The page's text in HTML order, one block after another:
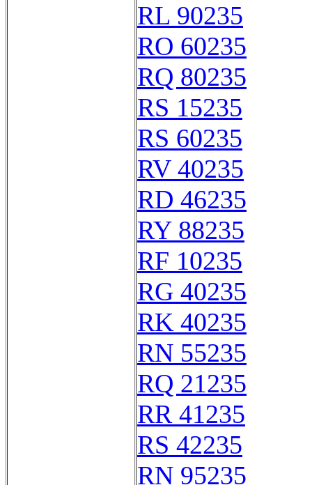
RL 90235
RO 60235
RQ 80235
RS 15235
RS 60235
RV 40235
RD 46235
RY 88235
RF 10235
RG 40235
RK 40235
RN 55235
RQ 21235
RR 41235
RS 42235
RN 95235